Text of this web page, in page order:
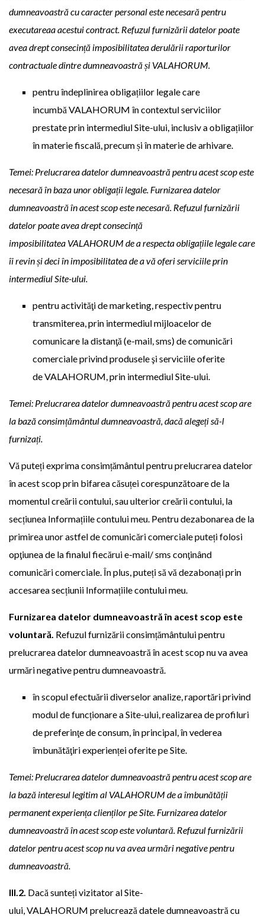
dumneavoastră cu caracter personal este necesară pentru
executareaa acestui contract. Refuzul furnizării datelor poate
avea drept consecință imposibilitatea derulării raporturilor
contractuale dintre dumneavoastră și VALAHORUM.
pentru îndeplinirea obligațiilor legale care
incumbă VALAHORUM în contextul serviciilor
prestate prin intermediul Site-ului, inclusiv a obligațiilor
în materie fiscală, precum și în materie de arhivare.
Temei: Prelucrarea datelor dumneavoastră pentru acest scop este
necesară în baza unor obligații legale. Furnizarea datelor
dumneavoastră în acest scop este necesară. Refuzul furnizării
datelor poate avea drept consecință
imposibilitatea VALAHORUM de a respecta obligațiile legale care
îi revin și deci în imposibilitatea de a vă oferi serviciile prin
intermediul Site-ului.
pentru activităţi de marketing, respectiv pentru
transmiterea, prin intermediul mijloacelor de
comunicare la distanţă (e-mail, sms) de comunicări
comerciale privind produsele şi serviciile oferite
de VALAHORUM, prin intermediul Site-ului.
Temei: Prelucrarea datelor dumneavoastră pentru acest scop are
la bază consimțământul dumneavoastră, dacă alegeți să-l
furnizați.
Vă puteți exprima consimțământul pentru prelucrarea datelor
în acest scop prin bifarea căsuței corespunzătoare de la
momentul creării contului, sau ulterior creării contului, la
secțiunea Informațiile contului meu. Pentru dezabonarea de la
primirea unor astfel de comunicări comerciale puteți folosi
opţiunea de la finalul fiecărui e-mail/ sms conţinând
comunicări comerciale. În plus, puteți să vă dezabonați prin
accesarea secțiunii Informațiile contului meu.
Furnizarea datelor dumneavoastră în acest scop este
voluntară. Refuzul furnizării consimțământului pentru
prelucrarea datelor dumneavoastră în acest scop nu va avea
urmări negative pentru dumneavoastră.
în scopul efectuării diverselor analize, raportări privind
modul de funcționare a Site-ului, realizarea de profiluri
de preferinţe de consum, în principal, în vederea
îmbunătăţiri experienței oferite pe Site.
Temei: Prelucrarea datelor dumneavoastră pentru acest scop are
la bază interesul legitim al VALAHORUM de a îmbunătății
permanent experiența clienților pe Site. Furnizarea datelor
dumneavoastră în acest scop este voluntară. Refuzul furnizării
datelor pentru acest scop nu va avea urmări negative pentru
dumneavoastră.
III.2. Dacă sunteți vizitator al Site-
ului, VALAHORUM prelucrează datele dumneavoastră cu